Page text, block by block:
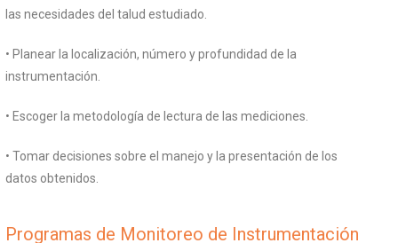
las necesidades del talud estudiado.
• Planear la localización, número y profundidad de la
instrumentación.
• Escoger la metodología de lectura de las mediciones.
• Tomar decisiones sobre el manejo y la presentación de los
datos obtenidos.
Programas de Monitoreo de Instrumentación